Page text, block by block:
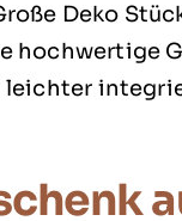
Deko
hochwertige
leichter